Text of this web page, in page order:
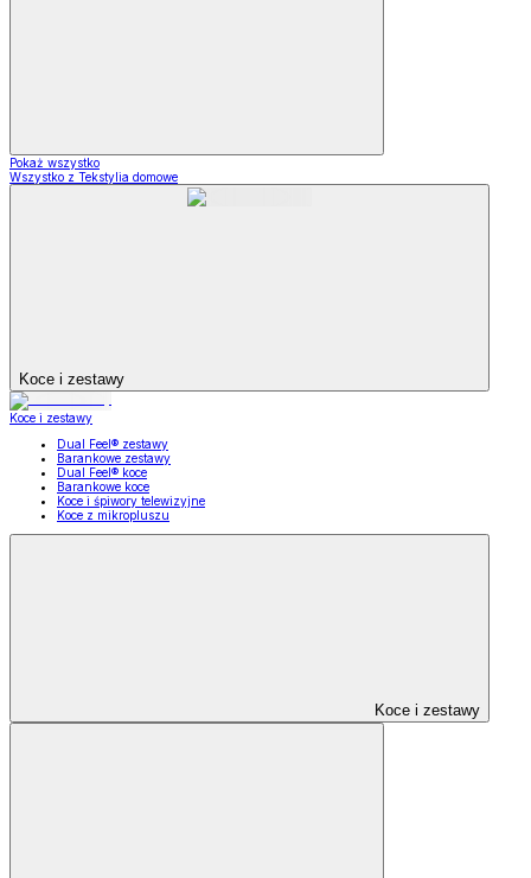
Pokaż wszystko
Wszystko z Tekstylia domowe
Koce i zestawy
Koce i zestawy
Dual Feel® zestawy
Barankowe zestawy
Dual Feel® koce
Barankowe koce
Koce i śpiwory telewizyjne
Koce z mikropluszu
Koce i zestawy